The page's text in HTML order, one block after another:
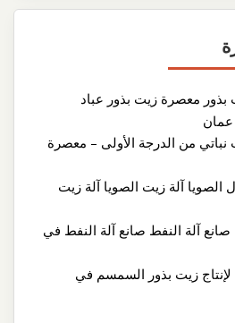
معصرة زيت بذور عباد
من الدرجة الأولى – معصرة
الصويا آلة زيت الصويا آلة زيت
صانع آلة النفط صانع آلة النفط في
زيت بذور السمسم في